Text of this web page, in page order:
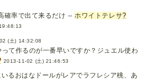
確率で出て来るだけ --ホワイトテレサ?
(土) 14:32:08
て作るのが一番早いですか？ジュエル使わ
2013-11-02 (土) 21:46:53
るおはなドールがレアでラフレシア桃、あ